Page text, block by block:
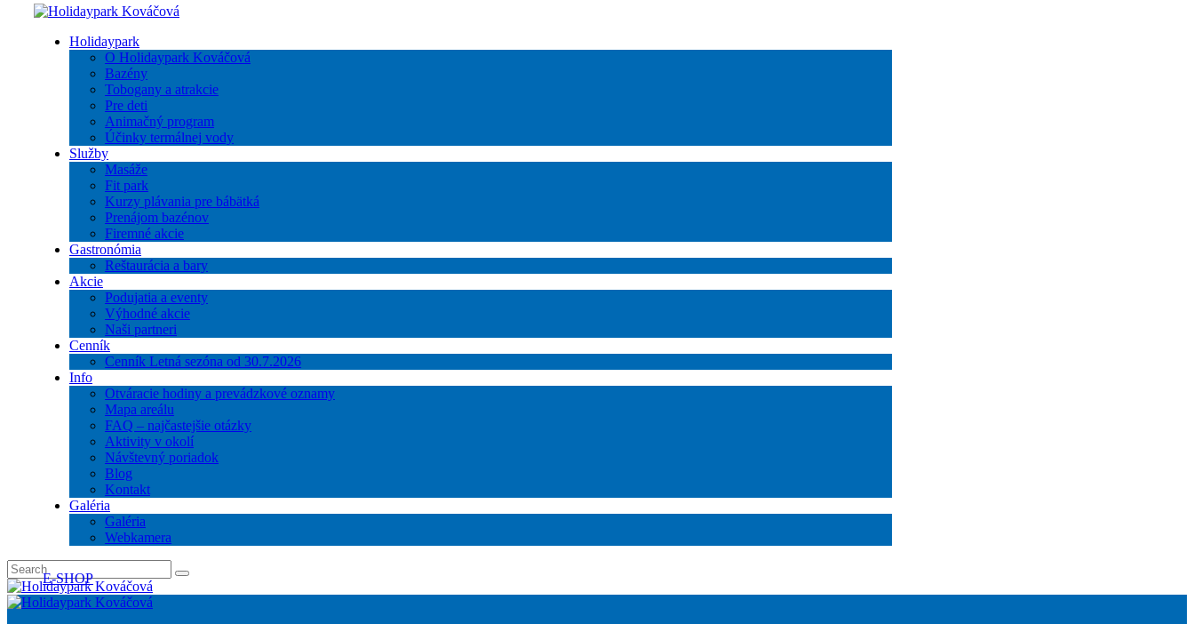
Holidaypark
O Holidaypark Kováčová
Bazény
Tobogany a atrakcie
Pre deti
Animačný program
Účinky termálnej vody
Služby
Masáže
Fit park
Kurzy plávania pre bábätká
Prenájom bazénov
Firemné akcie
Gastronómia
Reštaurácia a bary
Akcie
Podujatia a eventy
Výhodné akcie
Naši partneri
Cenník
Cenník Letná sezóna od 30.7.2026
Info
Otváracie hodiny a prevádzkové oznamy
Mapa areálu
FAQ – najčastejšie otázky
Aktivity v okolí
Návštevný poriadok
Blog
Kontakt
Galéria
Galéria
Webkamera
E-SHOP